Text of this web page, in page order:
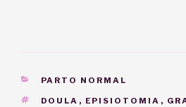
CATEGORIAS
PARTO NORMAL
TAGS
DOULA , EPISIOTOMIA ,